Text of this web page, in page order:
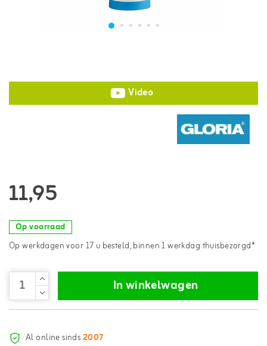
Video
11,95
Op voorraad
Op werkdagen voor 17 u besteld, binnen 1 werkdag thuisbezorgd*
In winkelwagen
Al online sinds2007